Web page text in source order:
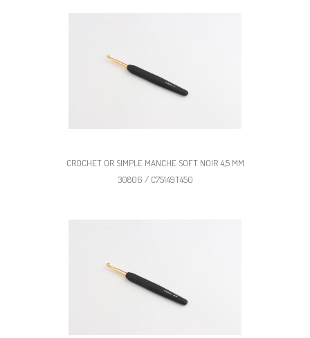
CROCHET OR SIMPLE MANCHE SOFT NOIR 4,5 MM
30806 / C75149T450